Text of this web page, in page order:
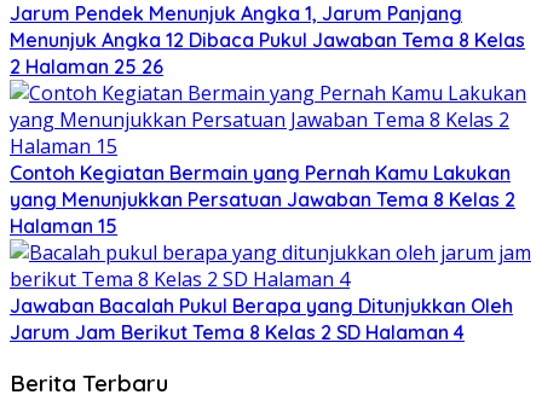
Jarum Pendek Menunjuk Angka 1, Jarum Panjang
Menunjuk Angka 12 Dibaca Pukul Jawaban Tema 8 Kelas
2 Halaman 25 26
Contoh Kegiatan Bermain yang Pernah Kamu Lakukan
yang Menunjukkan Persatuan Jawaban Tema 8 Kelas 2
Halaman 15
Jawaban Bacalah Pukul Berapa yang Ditunjukkan Oleh
Jarum Jam Berikut Tema 8 Kelas 2 SD Halaman 4
Berita Terbaru